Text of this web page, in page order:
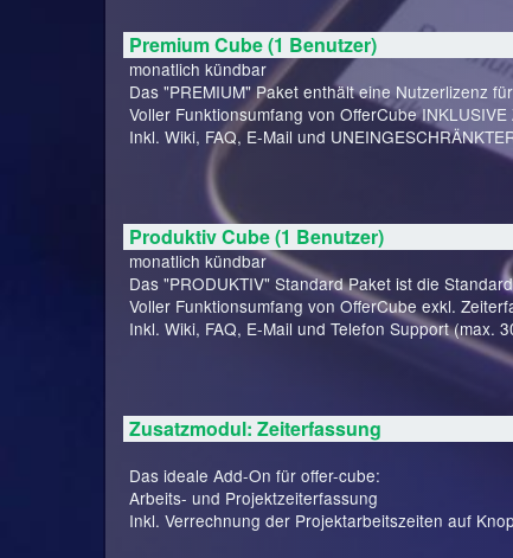
Premium Cube (1 Benutzer)
monatlich kündbar
Das "PREMIUM" Paket enthält eine Nutzerlizenz
Voller Funktionsumfang von OfferCube
Inkl. Wiki, FAQ, E-Mail und
Produktiv Cube (1 Benutzer)
monatlich kündbar
Das "PRODUKTIV" Standard Paket ist die
Voller Funktionsumfang von OfferCube exkl.
Inkl. Wiki, FAQ, E-Mail und Telefon Support (max.
Zusatzmodul: Zeiterfassung
Das ideale Add-On für offer-cube:
Arbeits- und Projektzeiterfassung
Inkl. Verrechnung der Projektarbeitszeiten auf